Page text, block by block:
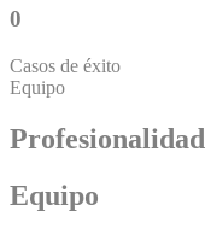
0
Casos de éxito
Equipo
Profesionalidad
Equipo